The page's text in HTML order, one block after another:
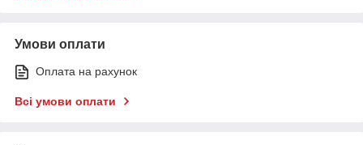
Умови оплати
Оплата на рахунок
Всі умови оплати